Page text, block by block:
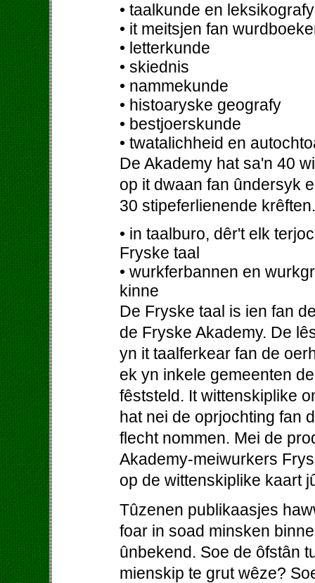
• taalkunde en leksikografy
• it meitsjen fan
• letterkunde
• skiednis
• nammekunde
• histoaryske geografy
• bestjoerskunde
• twatalichheid en
De Akademy hat sa'n 40
op it dwaan fan ûndersyk
30 stipeferlienende
• in taalburo, dêr't elk
Fryske taal
• wurkferbannen en
kinne
De Fryske taal is ien fan
de Fryske Akademy. De
yn it taalferkear fan de
ek yn inkele gemeenten
fêststeld. It wittenskiplike
hat nei de oprjochting fan
flecht nommen. Mei de
Akademy-meiwurkers
op de wittenskiplike kaart
Tûzenen publikaasjes
foar in soad minsken
ûnbekend. Soe de ôfstân
mienskip te grut wêze?